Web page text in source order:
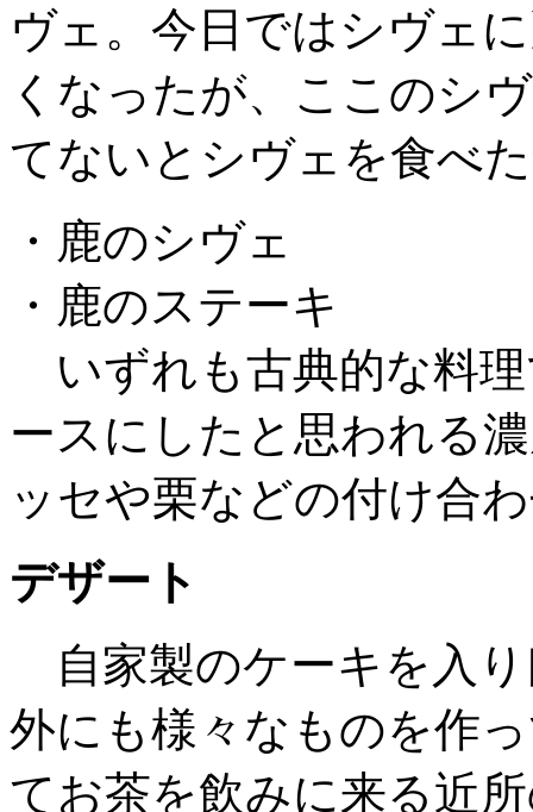
ヴェ。今日ではシヴェ
くなったが、ここのシ
てないとシヴェを食べ
・鹿のシヴェ
・鹿のステーキ
いずれも古典的な料
ースにしたと思われる
ッセや栗などの付け合
デザート
自家製のケーキを入
外にも様々なものを作
てお茶を飲みに来る近